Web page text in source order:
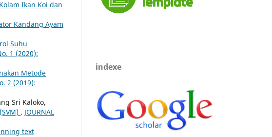
Ikan Koi dan
Kandang Ayam
Suhu
1 (2020):
Metode
2 (2019):
Sri Kaloko,
, JOURNAL
text
indexe